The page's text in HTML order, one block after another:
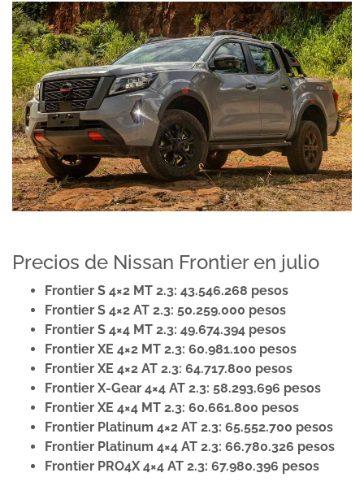
Precios de Nissan Frontier en julio
Frontier S 4×2 MT 2.3: 43.546.268 pesos
Frontier S 4×2 AT 2.3: 50.259.000 pesos
Frontier S 4×4 MT 2.3: 49.674.394 pesos
Frontier XE 4×2 MT 2.3: 60.981.100 pesos
Frontier XE 4×2 AT 2.3: 64.717.800 pesos
Frontier X-Gear 4×4 AT 2.3: 58.293.696 pesos
Frontier XE 4×4 MT 2.3: 60.661.800 pesos
Frontier Platinum 4×2 AT 2.3: 65.552.700 pesos
Frontier Platinum 4×4 AT 2.3: 66.780.326 pesos
Frontier PRO4X 4×4 AT 2.3: 67.980.396 pesos